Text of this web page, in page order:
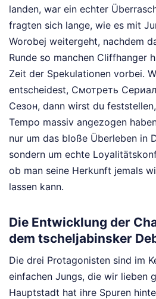
landen, war ein echter
fragten sich lange, wie es mit
Worobej weitergeht, nachdem
Runde so manchen Cliffhanger
Zeit der Spekulationen vorbei.
entscheidest, Смотреть
Сезон, dann wirst du
Tempo massiv angezogen
nur um das bloße Überleben in
sondern um echte
ob man seine Herkunft jemals
lassen kann.
Die Entwicklung der
dem tscheljabinsker
Die drei Protagonisten sind im
einfachen Jungs, die wir lieben
Hauptstadt hat ihre Spuren